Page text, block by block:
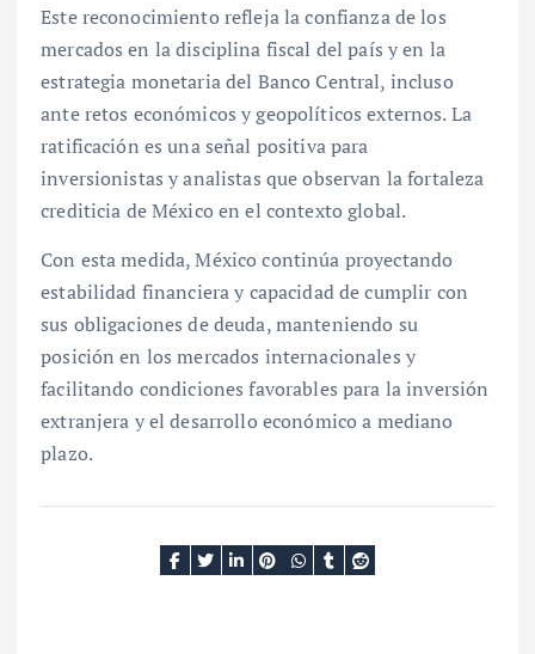
Este reconocimiento refleja la confianza de los
mercados en la disciplina fiscal del país y en la
estrategia monetaria del Banco Central, incluso
ante retos económicos y geopolíticos externos. La
ratificación es una señal positiva para
inversionistas y analistas que observan la fortaleza
crediticia de México en el contexto global.
Con esta medida, México continúa proyectando
estabilidad financiera y capacidad de cumplir con
sus obligaciones de deuda, manteniendo su
posición en los mercados internacionales y
facilitando condiciones favorables para la inversión
extranjera y el desarrollo económico a mediano
plazo.